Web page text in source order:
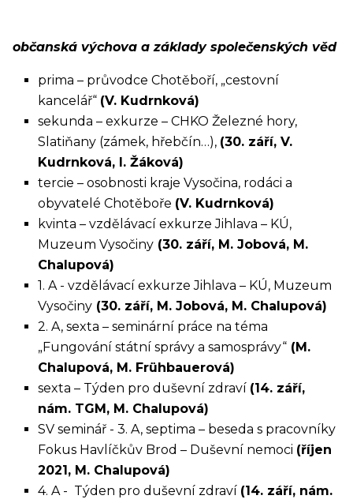
občanská výchova a základy společenských věd
prima – průvodce Chotěboří, „cestovní
kancelář“ (V. Kudrnková)
sekunda – exkurze – CHKO Železné hory,
Slatiňany (zámek, hřebčín…), (30. září, V.
Kudrnková, I. Žáková)
tercie – osobnosti kraje Vysočina, rodáci a
obyvatelé Chotěboře (V. Kudrnková)
kvinta – vzdělávací exkurze Jihlava – KÚ,
Muzeum Vysočiny (30. září, M. Jobová, M.
Chalupová)
1. A - vzdělávací exkurze Jihlava – KÚ, Muzeum
Vysočiny (30. září, M. Jobová, M. Chalupová)
2. A, sexta – seminární práce na téma
„Fungování státní správy a samosprávy“ (M.
Chalupová, M. Frühbauerová)
sexta – Týden pro duševní zdraví (14. září,
nám. TGM, M. Chalupová)
SV seminář - 3. A, septima – beseda s pracovníky
Fokus Havlíčkův Brod – Duševní nemoci (říjen
2021, M. Chalupová)
4. A - Týden pro duševní zdraví (14. září, nám.